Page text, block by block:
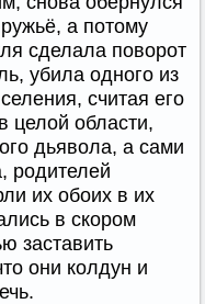
а потому
сделала поворот
убила одного из
считая его
целой области,
дьявола, а сами
родителей
их обоих в их
в скором
заставить
они колдун и